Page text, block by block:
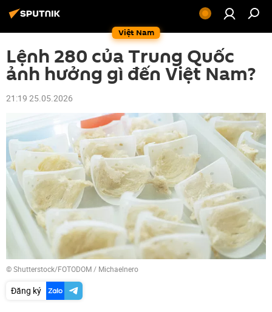
Việt Nam
Lệnh 280 của Trung Quốc
ảnh hưởng gì đến Việt Nam?
21:19 25.05.2026
© Shutterstock/FOTODOM / Michaelnero
Đăng ký